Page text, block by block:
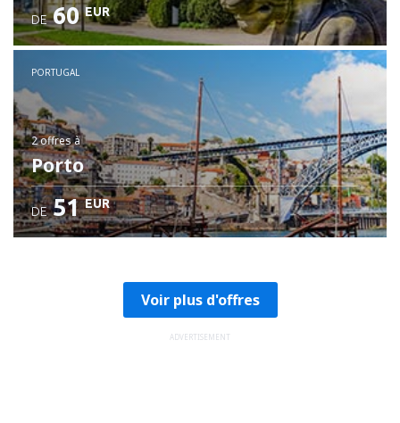
DE 60 EUR
PORTUGAL
2 offresà
Porto
DE 51 EUR
Voir plus d'offres
ADVERTISEMENT